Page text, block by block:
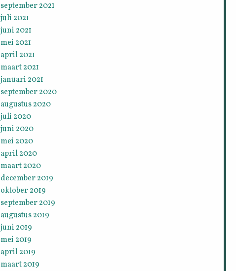
september 2021
juli 2021
juni 2021
mei 2021
april 2021
maart 2021
januari 2021
september 2020
augustus 2020
juli 2020
juni 2020
mei 2020
april 2020
maart 2020
december 2019
oktober 2019
september 2019
augustus 2019
juni 2019
mei 2019
april 2019
maart 2019